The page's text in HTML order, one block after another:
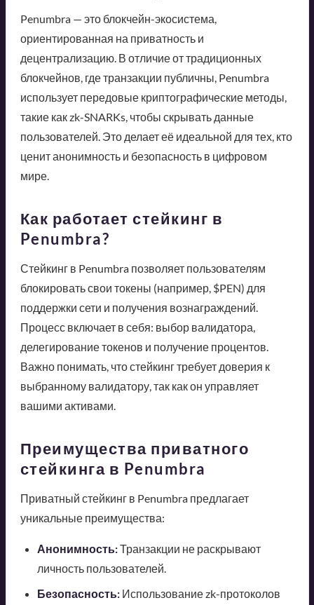
Penumbra — это блокчейн-экосистема,
ориентированная на приватность и
децентрализацию. В отличие от традиционных
блокчейнов, где транзакции публичны, Penumbra
использует передовые криптографические методы,
такие как zk-SNARKs, чтобы скрывать данные
пользователей. Это делает её идеальной для тех, кто
ценит анонимность и безопасность в цифровом
мире.
Как работает стейкинг в
Penumbra?
Стейкинг в Penumbra позволяет пользователям
блокировать свои токены (например, $PEN) для
поддержки сети и получения вознаграждений.
Процесс включает в себя: выбор валидатора,
делегирование токенов и получение процентов.
Важно понимать, что стейкинг требует доверия к
выбранному валидатору, так как он управляет
вашими активами.
Преимущества приватного
стейкинга в Penumbra
Приватный стейкинг в Penumbra предлагает
уникальные преимущества:
Анонимность:Транзакции не раскрывают
личность пользователей.
Безопасность:Использование zk-протоколов